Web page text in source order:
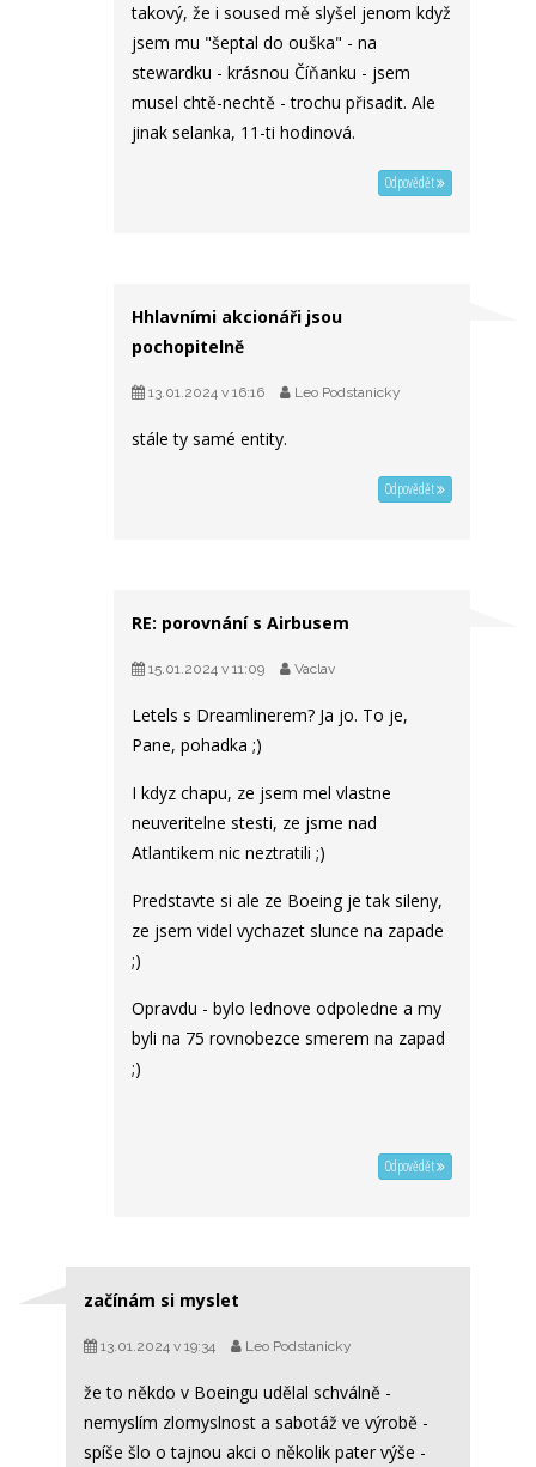
takový, že i soused mě slyšel jenom když
jsem mu "šeptal do ouška" - na
stewardku - krásnou Číňanku - jsem
musel chtě-nechtě - trochu přisadit. Ale
jinak selanka, 11-ti hodinová.
Odpovědět
Hhlavními akcionáři jsou
pochopitelně
13.01.2024 v 16:16 Leo Podstanicky
stále ty samé entity.
Odpovědět
RE: porovnání s Airbusem
15.01.2024 v 11:09 Vaclav
Letels s Dreamlinerem? Ja jo. To je,
Pane, pohadka ;)
I kdyz chapu, ze jsem mel vlastne
neuveritelne stesti, ze jsme nad
Atlantikem nic neztratili ;)
Predstavte si ale ze Boeing je tak sileny,
ze jsem videl vychazet slunce na zapade
;)
Opravdu - bylo lednove odpoledne a my
byli na 75 rovnobezce smerem na zapad
;)
Odpovědět
začínám si myslet
13.01.2024 v 19:34 Leo Podstanicky
že to někdo v Boeingu udělal schválně -
nemyslím zlomyslnost a sabotáž ve výrobě -
spíše šlo o tajnou akci o několik pater výše -